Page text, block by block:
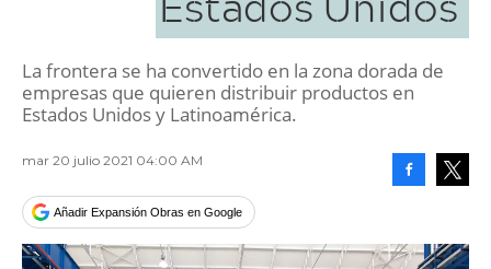
La frontera se ha convertido en la zona dorada de
empresas que quieren distribuir productos en
Estados Unidos y Latinoamérica.
mar 20 julio 2021 04:00 AM
Añadir Expansión Obras en Google